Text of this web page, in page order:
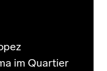
im Quartier